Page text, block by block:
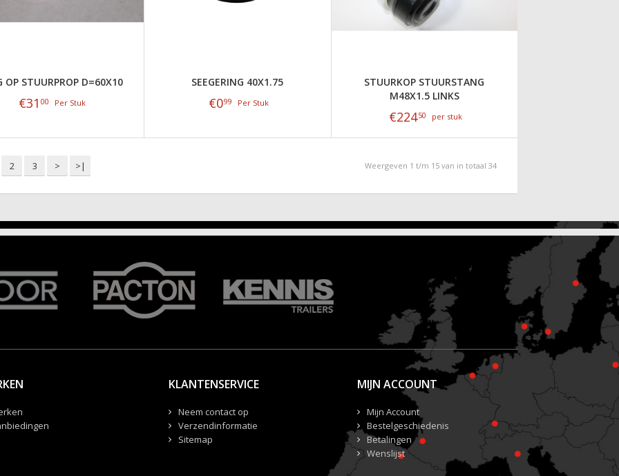
OP STUURPROP D=60X10
€31 00 Per Stuk
SEEGERING 40X1.75
€099 Per Stuk
STUURKOP STUURSTANG
M48X1.5 LINKS
€22450 per stuk
2 3 > >| Weergeven 1 t/m 15 van in totaal 34
KLANTENSERVICE
Neem contact op
Verzendinformatie
Sitemap
MIJN ACCOUNT
Mijn Account
Bestelgeschiedenis
Betalingen
Wenslijst